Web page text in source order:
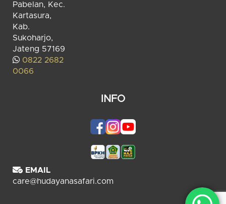
Pabelan, Kec.
Kartasura,
Kab.
Sukoharjo,
Jateng 57169
0822 2682
0066
INFO
EMAIL
care@hudayanasafari.com